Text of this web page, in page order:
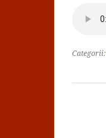
Categorii: